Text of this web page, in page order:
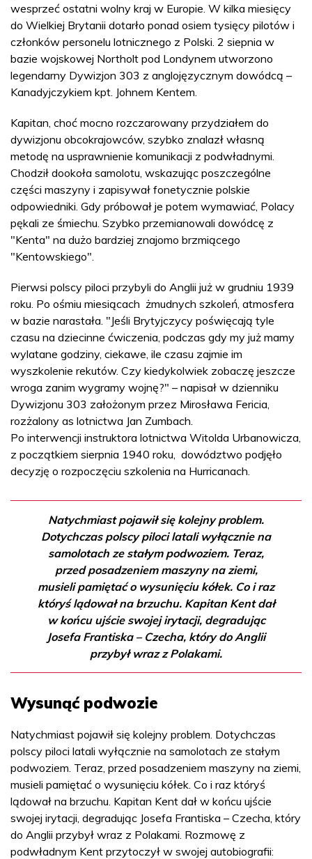
wesprzeć ostatni wolny kraj w Europie. W kilka miesięcy
do Wielkiej Brytanii dotarło ponad osiem tysięcy pilotów i
członków personelu lotnicznego z Polski. 2 siepnia w
bazie wojskowej Northolt pod Londynem utworzono
legendarny Dywizjon 303 z anglojęzycznym dowódcą –
Kanadyjczykiem kpt. Johnem Kentem.
Kapitan, choć mocno rozczarowany przydziałem do
dywizjonu obcokrajowców, szybko znalazł własną
metodę na usprawnienie komunikacji z podwładnymi.
Chodził dookoła samolotu, wskazując poszczególne
części maszyny i zapisywał fonetycznie polskie
odpowiedniki. Gdy próbował je potem wymawiać, Polacy
pękali ze śmiechu. Szybko przemianowali dowódcę z
"Kenta" na dużo bardziej znajomo brzmiącego
"Kentowskiego".
Pierwsi polscy piloci przybyli do Anglii już w grudniu 1939
roku. Po ośmiu miesiącach żmudnych szkoleń, atmosfera
w bazie narastała. "Jeśli Brytyjczycy poświęcają tyle
czasu na dziecinne ćwiczenia, podczas gdy my już mamy
wylatane godziny, ciekawe, ile czasu zajmie im
wyszkolenie rekutów. Czy kiedykolwiek zobaczę jeszcze
wroga zanim wygramy wojnę?" – napisał w dzienniku
Dywizjonu 303 założonym przez Mirosława Fericia,
rozżalony as lotnictwa Jan Zumbach.
Po interwencji instruktora lotnictwa Witolda Urbanowicza,
z początkiem sierpnia 1940 roku, dowództwo podjęło
decyzję o rozpoczęciu szkolenia na Hurricanach.
Natychmiast pojawił się kolejny problem.
Dotychczas polscy piloci latali wyłącznie na
samolotach ze stałym podwoziem. Teraz,
przed posadzeniem maszyny na ziemi,
musieli pamiętać o wysunięciu kółek. Co i raz
któryś lądował na brzuchu. Kapitan Kent dał
w końcu ujście swojej irytacji, degradując
Josefa Frantiska – Czecha, który do Anglii
przybył wraz z Polakami.
Wysunąć podwozie
Natychmiast pojawił się kolejny problem. Dotychczas
polscy piloci latali wyłącznie na samolotach ze stałym
podwoziem. Teraz, przed posadzeniem maszyny na ziemi,
musieli pamiętać o wysunięciu kółek. Co i raz któryś
lądował na brzuchu. Kapitan Kent dał w końcu ujście
swojej irytacji, degradując Josefa Frantiska – Czecha, który
do Anglii przybył wraz z Polakami. Rozmowę z
podwładnym Kent przytoczył w swojej autobiografii: